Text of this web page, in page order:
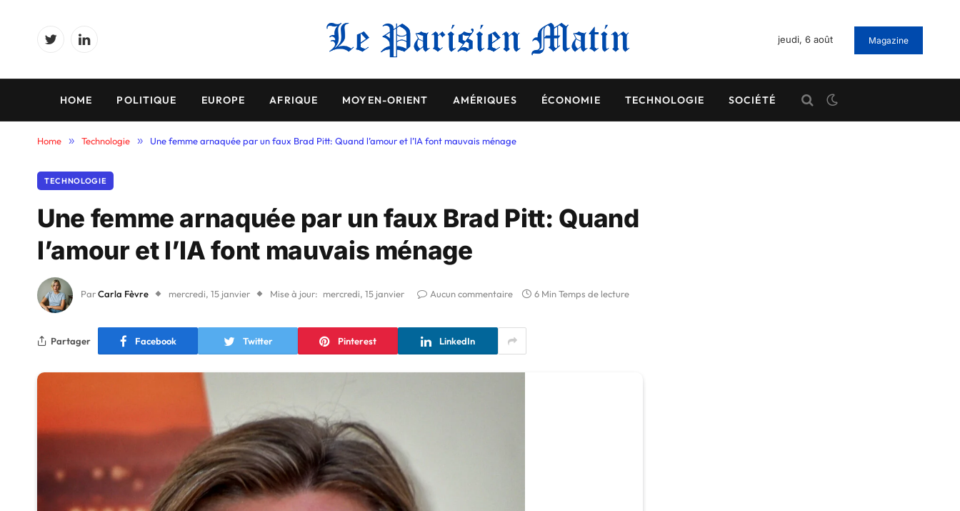
TwitterLinkedIn
jeudi, 6 août Magazine
HOME POLITIQUE EUROPE AFRIQUE MOYEN-ORIENT AMÉRIQUES ÉCONOMIE TECHNOLOGIE SOCIÉTÉ
Home » Technologie » Une femme arnaquée par un faux Brad Pitt: Quand l’amour et l’IA font mauvais ménage
TECHNOLOGIE
Une femme arnaquée par un faux Brad Pitt: Quand
l’amour et l’IA font mauvais ménage
ParCarla Fèvre mercredi, 15 janvier Mise à jour: mercredi, 15 janvier Aucun commentaire 6 Min Temps de lecture
Partager Facebook Twitter Pinterest LinkedIn